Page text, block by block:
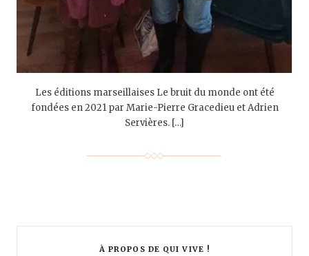
Les éditions marseillaises Le bruit du monde ont été
fondées en 2021 par Marie-Pierre Gracedieu et Adrien
Servières. […]
À PROPOS DE QUI VIVE !